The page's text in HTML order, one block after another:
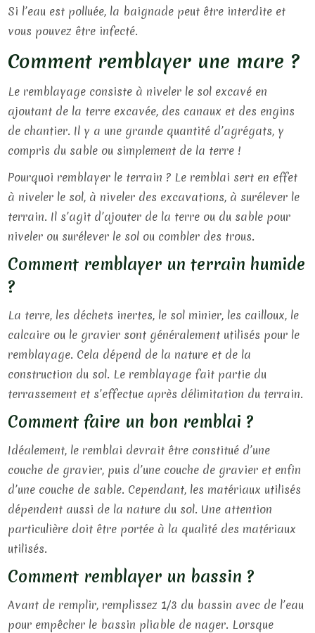
Si l’eau est polluée, la baignade peut être interdite et
vous pouvez être infecté.
Comment remblayer une mare ?
Le remblayage consiste à niveler le sol excavé en
ajoutant de la terre excavée, des canaux et des engins
de chantier. Il y a une grande quantité d’agrégats, y
compris du sable ou simplement de la terre !
Pourquoi remblayer le terrain ? Le remblai sert en effet
à niveler le sol, à niveler des excavations, à surélever le
terrain. Il s’agit d’ajouter de la terre ou du sable pour
niveler ou surélever le sol ou combler des trous.
Comment remblayer un terrain humide
?
La terre, les déchets inertes, le sol minier, les cailloux, le
calcaire ou le gravier sont généralement utilisés pour le
remblayage. Cela dépend de la nature et de la
construction du sol. Le remblayage fait partie du
terrassement et s’effectue après délimitation du terrain.
Comment faire un bon remblai ?
Idéalement, le remblai devrait être constitué d’une
couche de gravier, puis d’une couche de gravier et enfin
d’une couche de sable. Cependant, les matériaux utilisés
dépendent aussi de la nature du sol. Une attention
particulière doit être portée à la qualité des matériaux
utilisés.
Comment remblayer un bassin ?
Avant de remplir, remplissez 1/3 du bassin avec de l’eau
pour empêcher le bassin pliable de nager. Lorsque